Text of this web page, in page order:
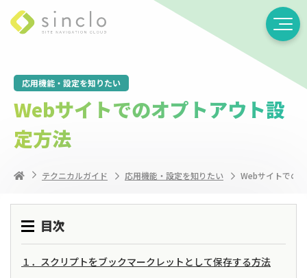
応用機能・設定を知りたい
Webサイトでのオプトアウト設
定方法
テクニカルガイド 応用機能・設定を知りたい Webサイトでの
目次
１．スクリプトをブックマークレットとして保存する方法